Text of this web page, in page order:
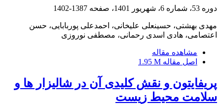
دوره 53، شماره 6، شهریور 1401، صفحه 1387-1402
مهدی بهشتی، حسینعلی علیخانی، احمدعلی پوربابایی، حسن
اعتصامی، هادی اسدی رحمانی، مصطفی نوروزی
مشاهده مقاله
اصل مقاله 1.95 M
پریفایتون و نقش کلیدی آن در شالیزار ها و
سلامت محیط زیست